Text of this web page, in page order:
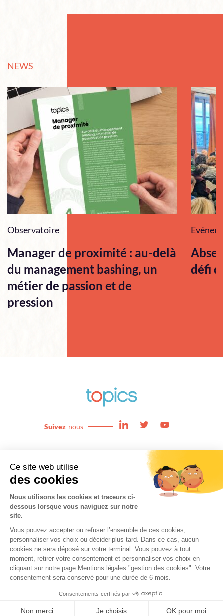
NEWS
Observatoire
Manager de proximité : au-delà
du management bashing, un
métier de passion et de
pression
défi
Enjeux
Expertises
News
About
Contact
Suivez-nous
Copyright © 2025 topics. All Rights Reserved.
Cookies
Mentions légales